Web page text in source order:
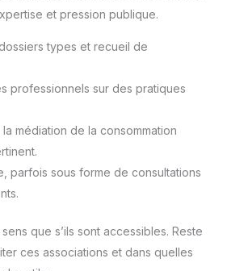
et pression publique.
types et recueil de
professionnels sur des pratiques
médiation de la consommation
parfois sous forme de consultations
que s’ils sont accessibles. Reste
ces associations et dans quelles